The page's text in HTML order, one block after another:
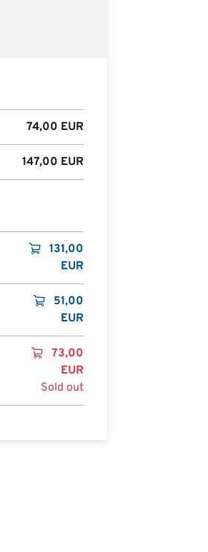
74,00 EUR
147,00 EUR
131,00
EUR
51,00
EUR
73,00
EUR
Sold out